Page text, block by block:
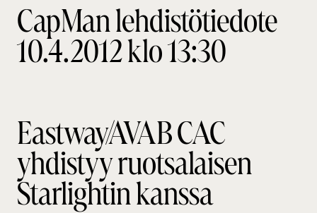
l
m
CapMan lehdistötiedote
10.4.2012 klo 13:30
Eastway/AVAB CAC
yhdistyy ruotsalaisen
Starlightin kanssa